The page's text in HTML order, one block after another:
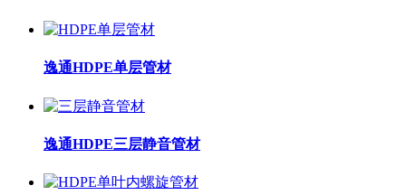
逸通HDPE单层管材
逸通HDPE三层静音管材